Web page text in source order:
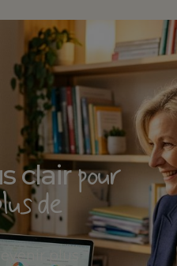
clairpour
de
plus